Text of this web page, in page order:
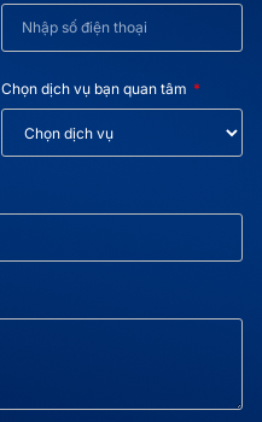
Chọn dịch vụ bạn quan tâm